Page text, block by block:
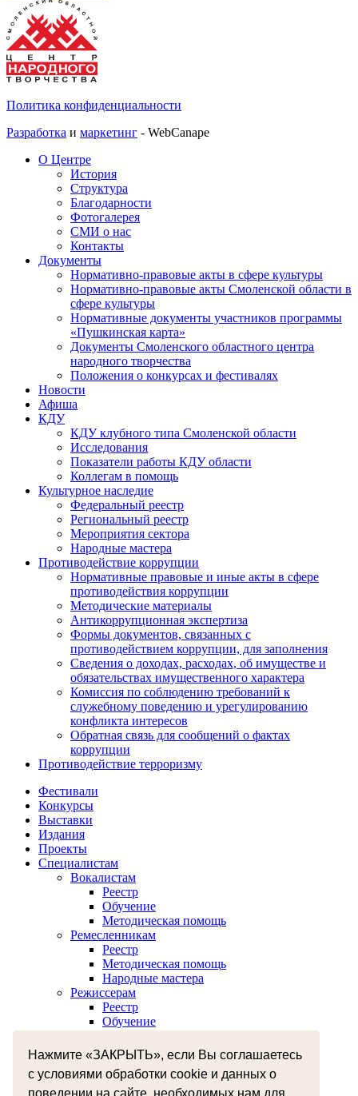
Нажмите «ЗАКРЫТЬ», если Вы соглашаетесь
с условиями обработки cookie и данных о
поведении на сайте, необходимых нам для
Политика конфиденциальности
Разработка и маркетинг - WebCanape
О Центре
История
Структура
Благодарности
Фотогалерея
СМИ о нас
Контакты
Документы
Нормативно-правовые акты в сфере культуры
Нормативно-правовые акты Смоленской области в
сфере культуры
Нормативные документы участников программы
«Пушкинская карта»
Документы Смоленского областного центра
народного творчества
Положения о конкурсах и фестивалях
Новости
Афиша
КДУ
КДУ клубного типа Смоленской области
Исследования
Показатели работы КДУ области
Коллегам в помощь
Культурное наследие
Федеральный реестр
Региональный реестр
Мероприятия сектора
Народные мастера
Противодействие коррупции
Нормативные правовые и иные акты в сфере
противодействия коррупции
Методические материалы
Антикоррупционная экспертиза
Формы документов, связанных с
противодействием коррупции, для заполнения
Сведения о доходах, расходах, об имуществе и
обязательствах имущественного характера
Комиссия по соблюдению требований к
служебному поведению и урегулированию
конфликта интересов
Обратная связь для сообщений о фактах
коррупции
Противодействие терроризму
Фестивали
Конкурсы
Выставки
Издания
Проекты
Специалистам
Вокалистам
Реестр
Обучение
Методическая помощь
Ремесленникам
Реестр
Методическая помощь
Народные мастера
Режиссерам
Реестр
Обучение
Реестр
Музыкантам
Реестр